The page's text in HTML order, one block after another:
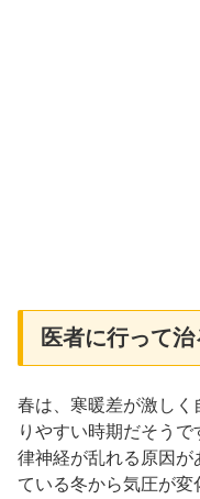
医者に行って治
春は、寒暖差が激し
りやすい時期だそう
律神経が乱れる原因が
ている冬から気圧が